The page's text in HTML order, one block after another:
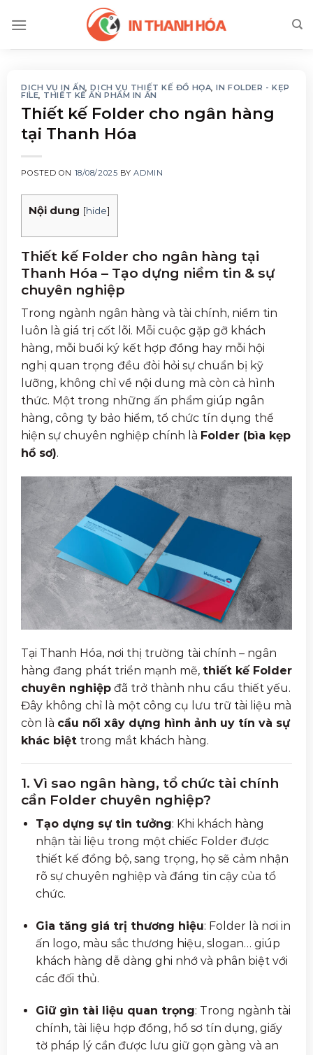
DỊCH VỤ IN ẤN,DỊCH VỤ THIẾT KẾ ĐỒ HỌA,IN FOLDER - KẸP
FILE, THIẾT KẾ ẤN PHẨM IN ẤN
Thiết kế Folder cho ngân hàng
tại Thanh Hóa
POSTED ON 18/08/2025 BYADMIN
Nội dung [hide]
Thiết kế Folder cho ngân hàng tại
Thanh Hóa – Tạo dựng niềm tin & sự
chuyên nghiệp
Trong ngành ngân hàng và tài chính, niềm tin
luôn là giá trị cốt lõi. Mỗi cuộc gặp gỡ khách
hàng, mỗi buổi ký kết hợp đồng hay mỗi hội
nghị quan trọng đều đòi hỏi sự chuẩn bị kỹ
lưỡng, không chỉ về nội dung mà còn cả hình
thức. Một trong những ấn phẩm giúp ngân
hàng, công ty bảo hiểm, tổ chức tín dụng thể
hiện sự chuyên nghiệp chính là Folder (bìa kẹp
hồ sơ).
Tại Thanh Hóa, nơi thị trường tài chính – ngân
hàng đang phát triển mạnh mẽ, thiết kế Folder
chuyên nghiệp đã trở thành nhu cầu thiết yếu.
Đây không chỉ là một công cụ lưu trữ tài liệu mà
còn là cầu nối xây dựng hình ảnh uy tín và sự
khác biệt trong mắt khách hàng.
1. Vì sao ngân hàng, tổ chức tài chính
cần Folder chuyên nghiệp?
Tạo dựng sự tin tưởng: Khi khách hàng
nhận tài liệu trong một chiếc Folder được
thiết kế đồng bộ, sang trọng, họ sẽ cảm nhận
rõ sự chuyên nghiệp và đáng tin cậy của tổ
chức.
Gia tăng giá trị thương hiệu: Folder là nơi in
ấn logo, màu sắc thương hiệu, slogan… giúp
khách hàng dễ dàng ghi nhớ và phân biệt với
các đối thủ.
Giữ gìn tài liệu quan trọng: Trong ngành tài
chính, tài liệu hợp đồng, hồ sơ tín dụng, giấy
tờ pháp lý cần được lưu giữ gọn gàng và an